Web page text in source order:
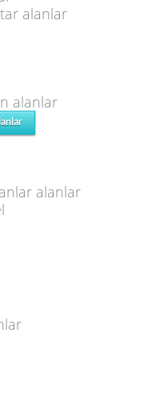
alanlar
alanlar
alanlar